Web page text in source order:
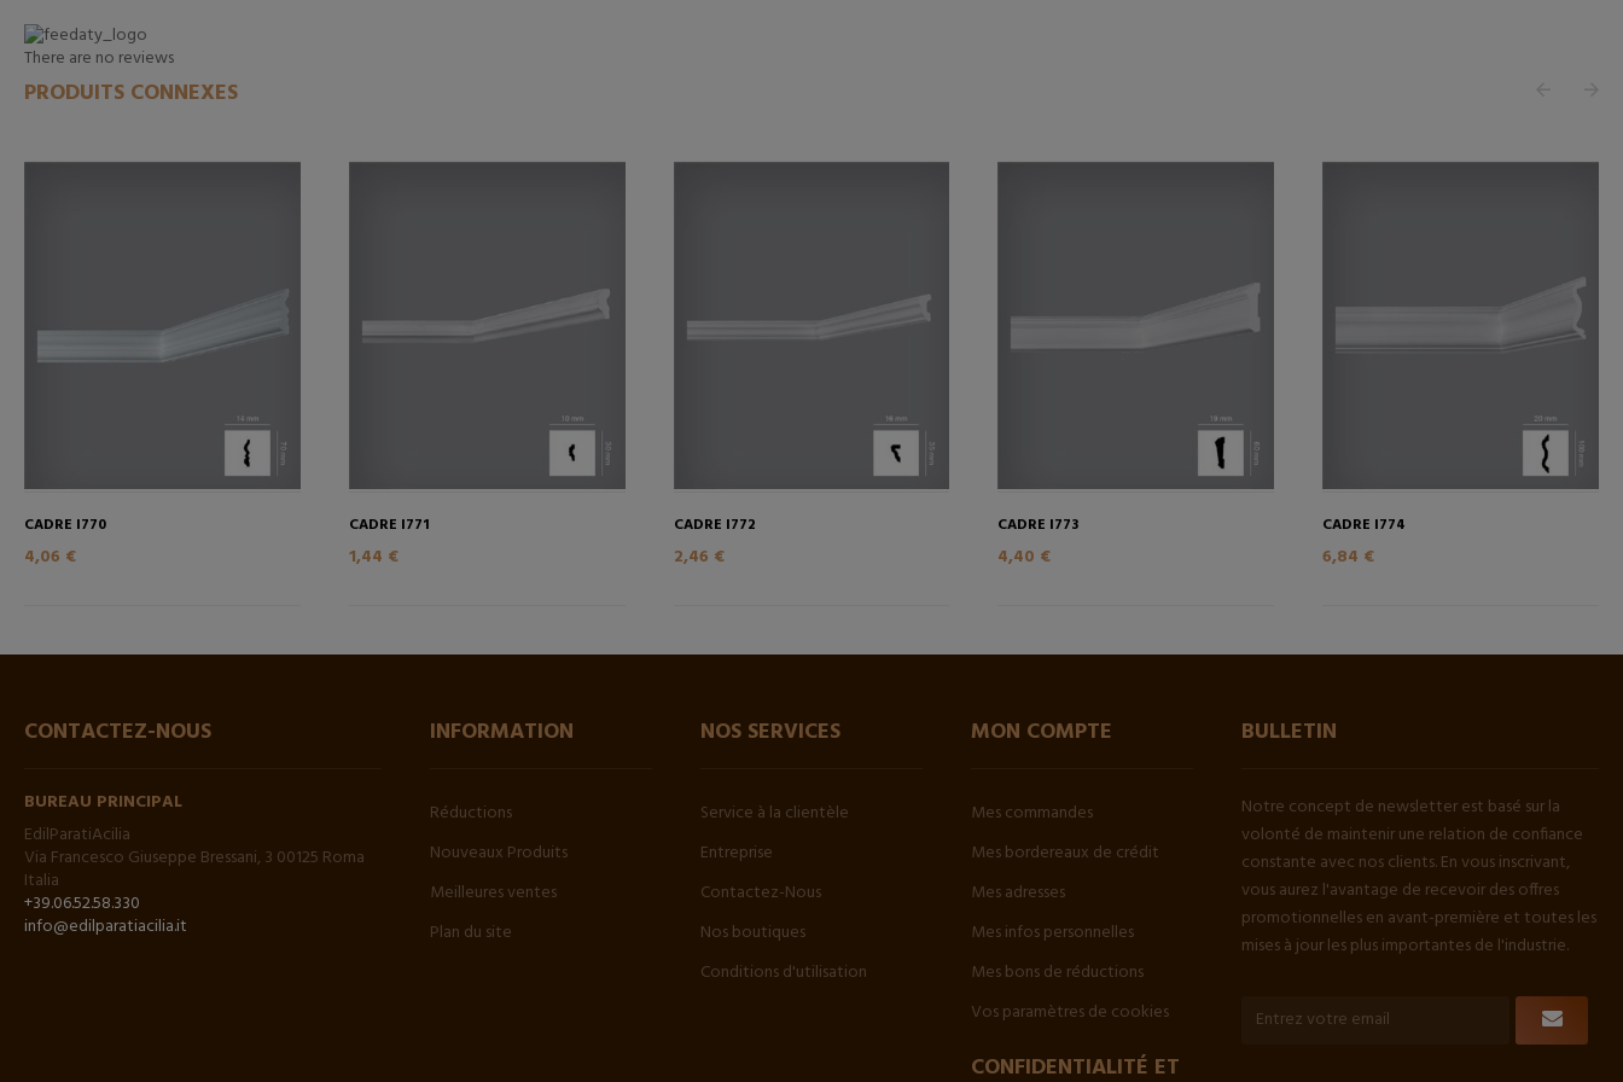
There are no reviews
PRODUITS CONNEXES
CADRE I770
4,06 €
CADRE I771
1,44 €
CADRE I772
2,46 €
CADRE I773
4,40 €
CADRE I774
6,84 €
CONTACTEZ-NOUS
BUREAU PRINCIPAL
EdilParatiAcilia
Via Francesco Giuseppe Bressani, 3 00125 Roma
Italia
+39.06.52.58.330
info@edilparatiacilia.it
INFORMATION
Réductions
Nouveaux Produits
Meilleures ventes
Plan du site
NOS SERVICES
Service à la clientèle
Entreprise
Contactez-Nous
Nos boutiques
Conditions d'utilisation
MON COMPTE
Mes commandes
Mes bordereaux de crédit
Mes adresses
Mes infos personnelles
Mes bons de réductions
Vos paramètres de cookies
CONFIDENTIALITÉ ET
BULLETIN
Notre concept de newsletter est basé sur la
volonté de maintenir une relation de confiance
constante avec nos clients. En vous inscrivant,
vous aurez l'avantage de recevoir des offres
promotionnelles en avant-première et toutes les
mises à jour les plus importantes de l'industrie.